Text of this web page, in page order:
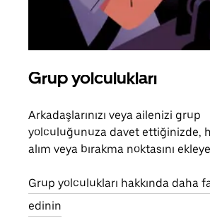
Grup yolculukları
Arkadaşlarınızı veya ailenizi grup
yolculuğunuza davet ettiğinizde,
alım veya bırakma noktasını
Grup yolculukları hakkında daha
edinin